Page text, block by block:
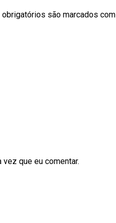
obrigatórios são marcados com
que eu comentar.